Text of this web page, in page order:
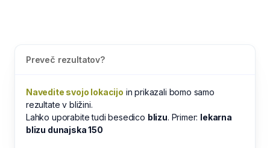
Preveč rezultatov?
Navedite svojo lokacijo in prikazali bomo samo
rezultate v bližini.
Lahko uporabite tudi besedico blizu. Primer: lekarna
blizu dunajska 150